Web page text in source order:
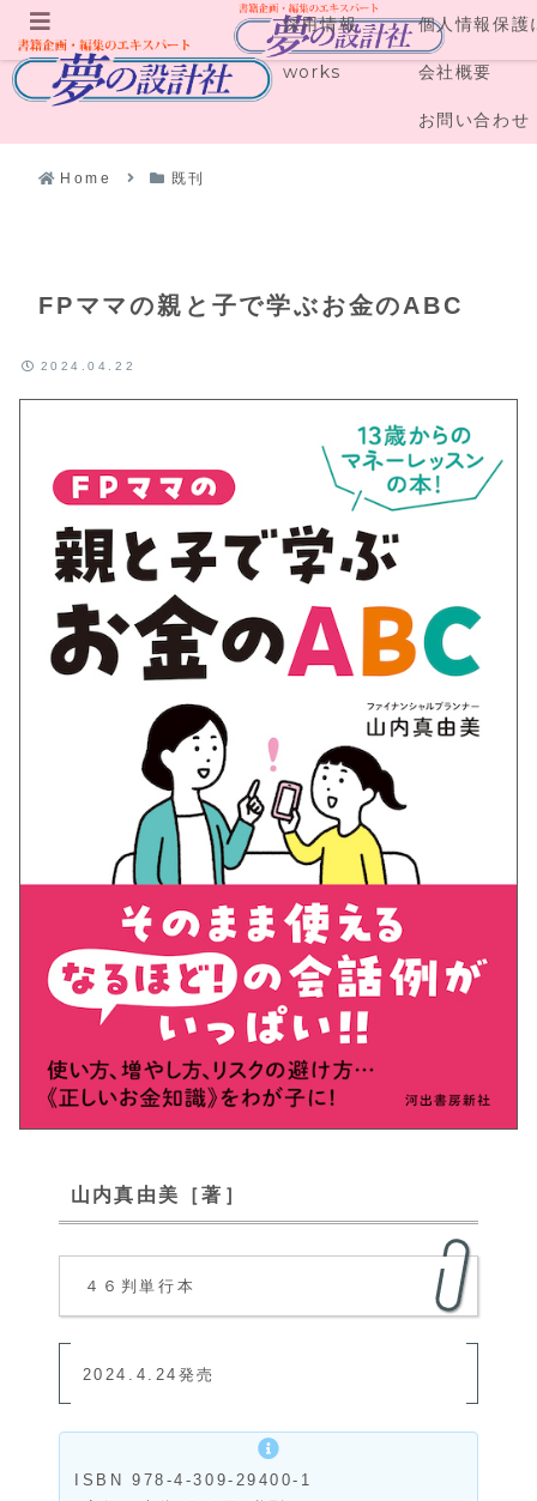
採用情報 個人情報保護
works 会社概要
お問い合わせ
Home 既刊
FPママの親と子で学ぶお金のABC
2024.04.22
山内真由美［著］
４６判単行本
2024.4.24発売
ISBN 978-4-309-29400-1
メニュー